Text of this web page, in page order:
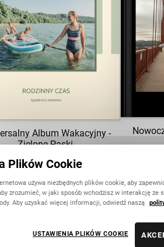
Album Wakacyjny -
Zielone Paski
ZOBACZ SZABLON
ZOBACZ SZABLON
Plików Cookie
używa niezbędnych plików cookie, aby
zrozumieć, w jaki sposób wchodzisz w interakcję
Aby uzyskać więcej informacji, odwiedź naszą
USTAWIENIA PLIKÓW COOKIE